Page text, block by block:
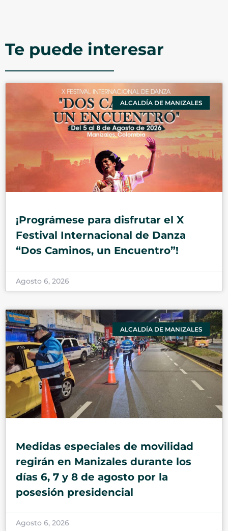
Te puede interesar
ALCALDÍA DE MANIZALES
¡Prográmese para disfrutar el X
Festival Internacional de Danza
“Dos Caminos, un Encuentro”!
Agosto 6, 2026
ALCALDÍA DE MANIZALES
Medidas especiales de movilidad
regirán en Manizales durante los
días 6, 7 y 8 de agosto por la
posesión presidencial
Agosto 6, 2026